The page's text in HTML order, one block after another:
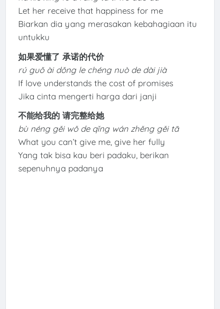
Let her receive that happiness for me
Biarkan dia yang merasakan kebahagiaan itu
untukku
如果爱懂了 承诺的代价
rú guǒ ài dǒng le chéng nuò de dài jià
If love understands the cost of promises
Jika cinta mengerti harga dari janji
不能给我的 请完整给她
bù néng gěi wǒ de qǐng wán zhěng gěi tā
What you can’t give me, give her fully
Yang tak bisa kau beri padaku, berikan
sepenuhnya padanya